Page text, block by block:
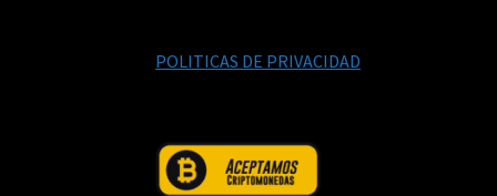
POLITICAS DE PRIVACIDAD